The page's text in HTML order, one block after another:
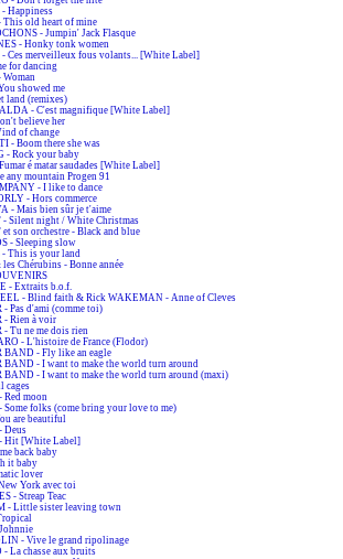
Happiness
This old heart of mine
- Jumpin' Jack Flasque
- Honky tonk women
Ces merveilleux fous volants... [White Label]
for dancing
Woman
showed me
land (remixes)
- C'est magnifique [White Label]
believe her
of change
- Boom there she was
- Rock your baby
é matar saudades [White Label]
any mountain Progen 91
- I like to dance
- Hors commerce
- Mais bien sûr je t'aime
- Silent night / White Christmas
son orchestre - Black and blue
- Sleeping slow
This is your land
Chérubins - Bonne année
- Extraits b.o.f.
- Blind faith & Rick WAKEMAN - Anne of Cleves
- Pas d'ami (comme toi)
- Rien à voir
- Tu ne me dois rien
- L'histoire de France (Flodor)
- Fly like an eagle
- I want to make the world turn around
- I want to make the world turn around (maxi)
cages
Red moon
Some folks (come bring your love to me)
are beautiful
Deus
Hit [White Label]
back baby
it baby
lover
York avec toi
- Streap Teac
- Little sister leaving town
- Vive le grand ripolinage
La chasse aux bruits